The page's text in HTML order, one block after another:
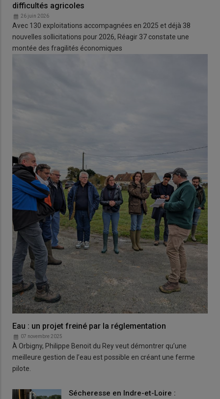
difficultés agricoles
26 juin 2026
Avec 130 exploitations accompagnées en 2025 et déjà 38
nouvelles sollicitations pour 2026, Réagir 37 constate une
montée des fragilités économiques
Eau : un projet freiné par la réglementation
07 novembre 2025
À Orbigny, Philippe Benoit du Rey veut démontrer qu’une
meilleure gestion de l’eau est possible en créant une ferme
pilote.
Sécheresse en Indre-et-Loire :